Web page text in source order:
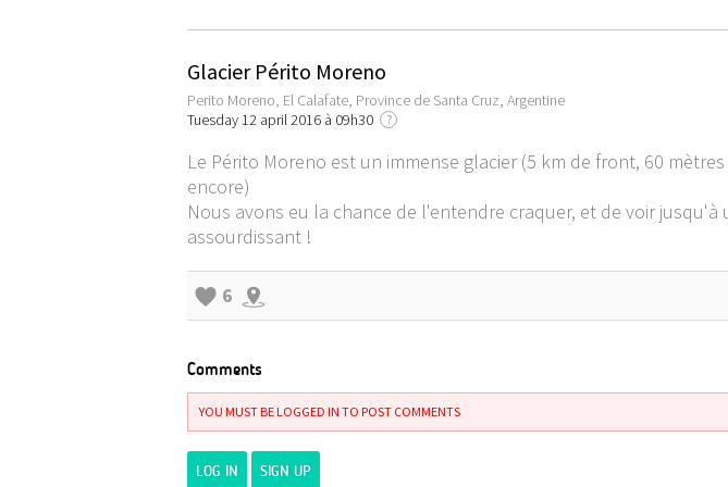
Glacier Périto Moreno
Perito Moreno, El Calafate, Province de Santa Cruz, Argentine
Tuesday 12 april 2016 à 09h30
?
Le Périto Moreno est un immense glacier (5 km de front, 60
encore)
Nous avons eu la chance de l'entendre craquer, et de voir
assourdissant !
6
Comments
YOU MUST BE LOGGED IN TO POST COMMENTS
LOG IN SIGN UP